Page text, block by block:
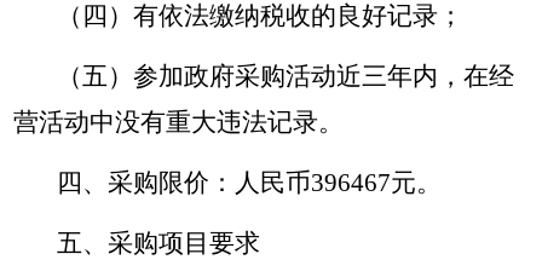
（四）有依法缴纳税收的良好记录；
（五）参加政府采购活动近三年内，在经
营活动中没有重大违法记录。
四、采购限价：人民币396467元。
五、采购项目要求